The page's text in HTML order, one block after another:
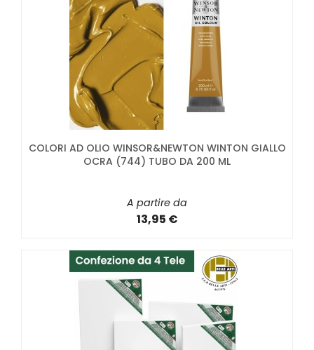
COLORI AD OLIO WINSOR&NEWTON WINTON GIALLO
OCRA (744) TUBO DA 200 ML
A partire da
13,95 €